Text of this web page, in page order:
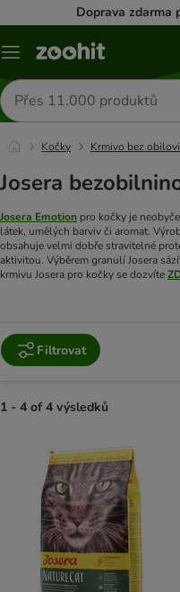
Doprava zdarma
Menu
Hledat
produkty
Kočky Krmivo bez
Josera
Josera Emotion pro kočky je
látek, umělých barviv či aromat.
obsahuje velmi dobře stravitelné
aktivitou. Výběrem granulí Josera
krmivu Josera pro kočky se dozvíte
Filtrovat
1 - 4 of 4 výsledků